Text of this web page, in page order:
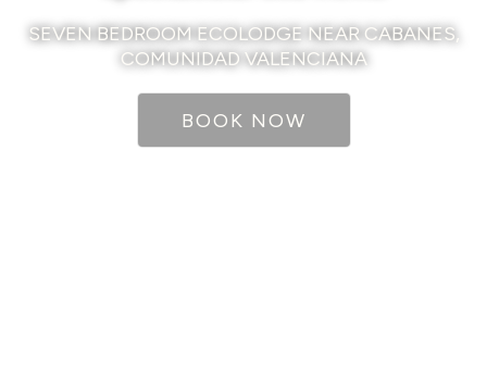
SEVEN BEDROOM ECOLODGE NEAR CABANES,
COMUNIDAD VALENCIANA
BOOK NOW